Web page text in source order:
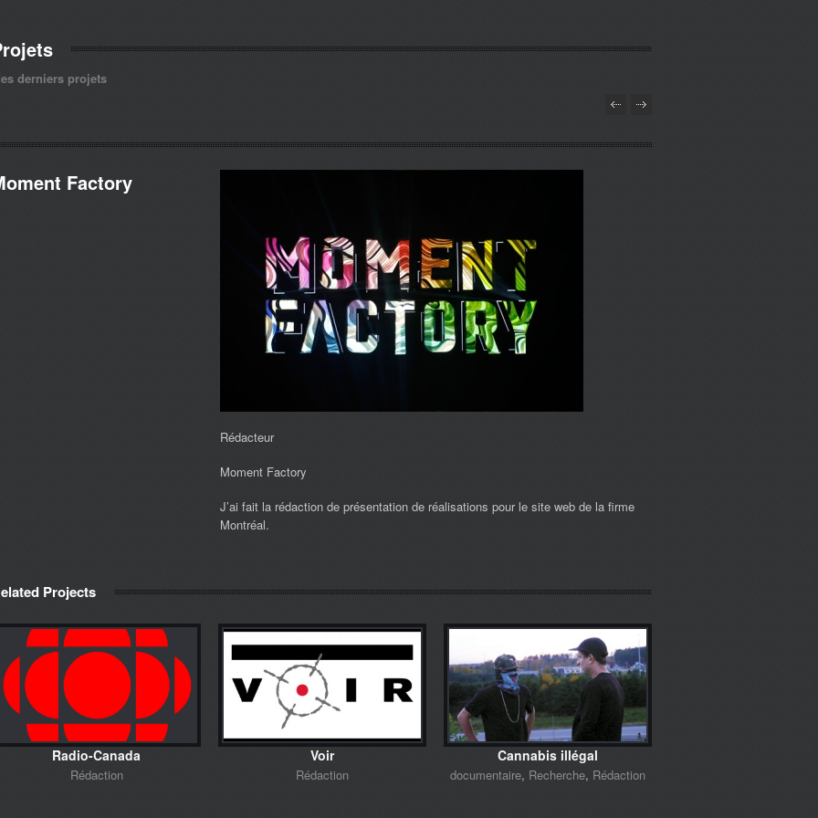
derniers projets
Factory
Rédacteur
Moment Factory
J’ai fait la rédaction de présentation de réalisations pour le site web de la firme
Montréal.
Projects
Radio-Canada
Rédaction
Voir
Rédaction
Cannabis illégal
documentaire, Recherche, Rédaction